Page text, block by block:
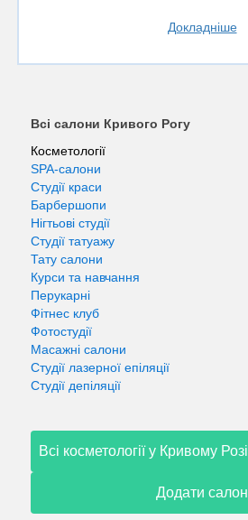
Докладніше
Всі салони Кривого Рогу
Косметології
SPA-салони
Студії краси
Барбершопи
Нігтьові студії
Студії татуажу
Тату салони
Курси та навчання
Перукарні
Фітнес клуб
Фотостудії
Масажні салони
Студії лазерної епіляції
Студії депіляції
Всі косметології у Кривому Розі
Додати салон